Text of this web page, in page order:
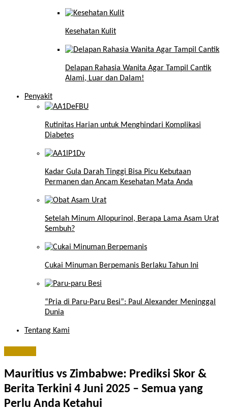
Kesehatan Kulit
Delapan Rahasia Wanita Agar Tampil Cantik
Alami, Luar dan Dalam!
Penyakit
Rutinitas Harian untuk Menghindari Komplikasi
Diabetes
Kadar Gula Darah Tinggi Bisa Picu Kebutaan
Permanen dan Ancam Kesehatan Mata Anda
Setelah Minum Allopurinol, Berapa Lama Asam Urat
Sembuh?
Cukai Minuman Berpemanis Berlaku Tahun Ini
“Pria di Paru-Paru Besi”: Paul Alexander Meninggal
Dunia
Tentang Kami
Mauritius vs Zimbabwe: Prediksi Skor &
Berita Terkini 4 Juni 2025 – Semua yang
Perlu Anda Ketahui